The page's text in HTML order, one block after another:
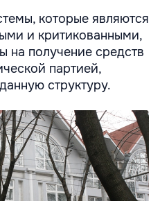
которые являются
и критикованными,
на получение средств
партией,
структуру.